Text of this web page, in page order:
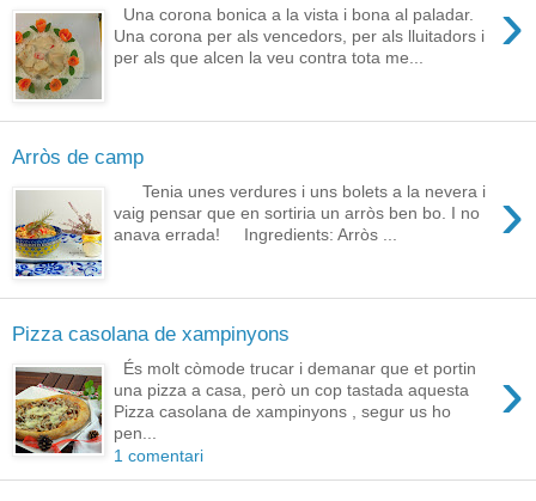
›
Una corona bonica a la vista i bona al paladar.
Una corona per als vencedors, per als lluitadors i
per als que alcen la veu contra tota me...
Arròs de camp
›
Tenia unes verdures i uns bolets a la nevera i
vaig pensar que en sortiria un arròs ben bo. I no
anava errada! Ingredients: Arròs ...
Pizza casolana de xampinyons
›
És molt còmode trucar i demanar que et portin
una pizza a casa, però un cop tastada aquesta
Pizza casolana de xampinyons , segur us ho
pen...
1 comentari